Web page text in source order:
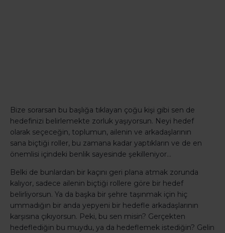
Bize sorarsan bu başlığa tıklayan çoğu kişi gibi sen de
hedefinizi belirlemekte zorluk yaşıyorsun. Neyi hedef
olarak seçeceğin, toplumun, ailenin ve arkadaşlarının
sana biçtiği roller, bu zamana kadar yaptıkların ve de en
önemlisi içindeki benlik sayesinde şekilleniyor…
Belki de bunlardan bir kaçını geri plana atmak zorunda
kalıyor, sadece ailenin biçtiği rollere göre bir hedef
belirliyorsun. Ya da başka bir şehre taşınmak için hiç
ummadığın bir anda yepyeni bir hedefle arkadaşlarının
karşısına çıkıyorsun. Peki, bu sen misin? Gerçekten
hedeflediğin bu muydu, ya da hedeflemek istediğin? Gelin